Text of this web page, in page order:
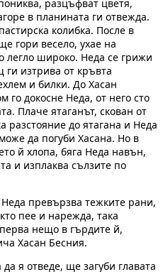
разцъфват цветя,
в планината ги отвежда.
колибка. После в
гори весело, ухае на
легло широко. Неда се грижи
изтрива от кръвта
и билки. До Хасан
докосне Неда, от него сто
Плаче ятаганът, скован от
до ятагана и Неда
да погуби Хасана. Но в
й хлопа, бяга Неда навън,
и изплаква сълзите по
превързва тежките рани,
пее и нарежда, така
нещо в гърдите й,
Хасан Бесния.
я отведе, ще загуби главата